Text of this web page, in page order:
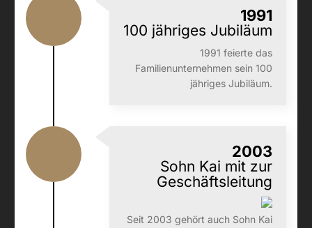
1991
100 jähriges Jubiläum
1991 feierte das
Familienunternehmen sein 100
jähriges Jubiläum.
2003
Sohn Kai mit zur
Geschäftsleitung
Seit 2003 gehört auch Sohn Kai